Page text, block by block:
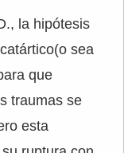
la hipótesis
sea
que
traumas se
esta